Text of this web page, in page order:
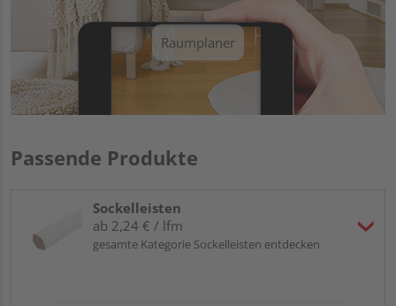
Raumplaner
Passende Produkte
Sockelleisten
ab 2,24 € / lfm
gesamte Kategorie Sockelleisten entdecken